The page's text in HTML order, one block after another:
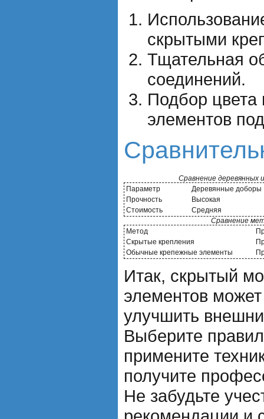
скрытыми
Тщательная
соединений.
Подбор цвета
элементов
Сравнение деревянных
Параметр
Деревянные доборы
Прочность
Высокая
Стоимость
Средняя
Сравнение
Метод
Скрытые крепления
Обычные крепежные элементы
Итак, скрытый
элементов
улучшить
Выберите
примените
получите
Не забудьте